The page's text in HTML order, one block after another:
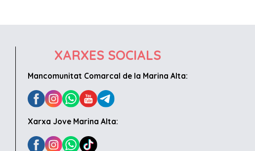
XARXES SOCIALS
Mancomunitat Comarcal de la Marina Alta:
Xarxa Jove Marina Alta: